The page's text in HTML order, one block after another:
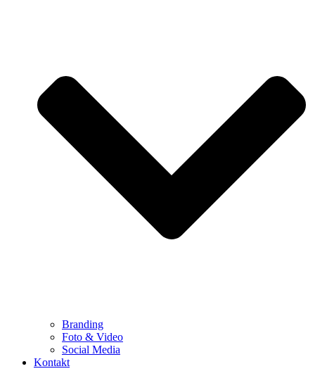
Branding
Foto & Video
Social Media
Kontakt